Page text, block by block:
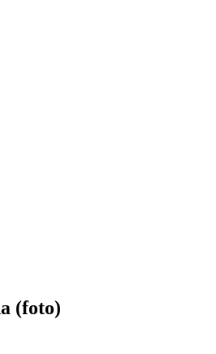
(foto)